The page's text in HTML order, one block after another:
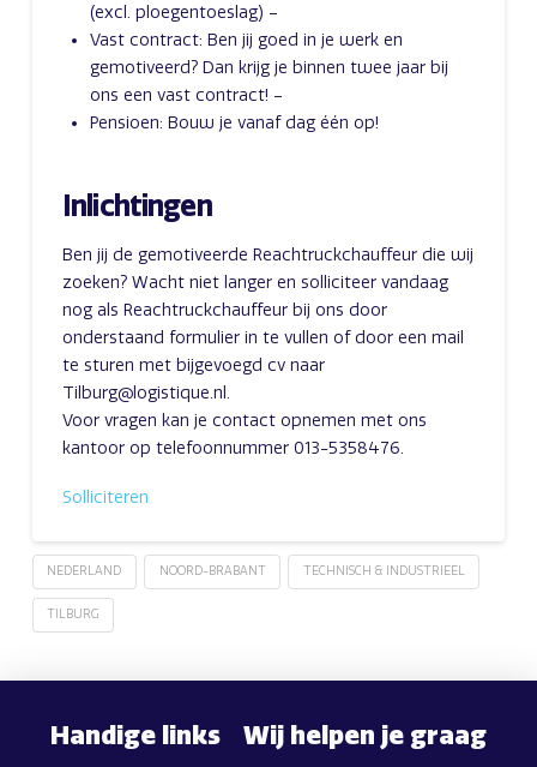
(excl. ploegentoeslag) –
Vast contract: Ben jij goed in je werk en
gemotiveerd? Dan krijg je binnen twee jaar bij
ons een vast contract! –
Pensioen: Bouw je vanaf dag één op!
Inlichtingen
Ben jij de gemotiveerde Reachtruckchauffeur die wij
zoeken? Wacht niet langer en solliciteer vandaag
nog als Reachtruckchauffeur bij ons door
onderstaand formulier in te vullen of door een mail
te sturen met bijgevoegd cv naar
Tilburg@logistique.nl.
Voor vragen kan je contact opnemen met ons
kantoor op telefoonnummer 013-5358476.
Solliciteren
NEDERLAND NOORD-BRABANT TECHNISCH & INDUSTRIEEL
TILBURG
Handige links Wij helpen je graag